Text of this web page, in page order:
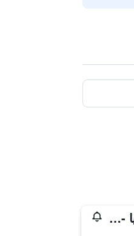
هوتل ماجاباهيت سورابايا - إم جالاري